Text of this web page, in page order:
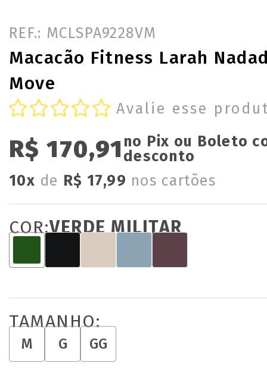
REF.: MCLSPA9228VM
Macacão Fitness Larah
Move
Avalie esse
R$ 170,91 no Pix ou Boleto
desconto
10x de R$ 17,99 nos cartões
COR:VERDE MILITAR
TAMANHO:
M G GG